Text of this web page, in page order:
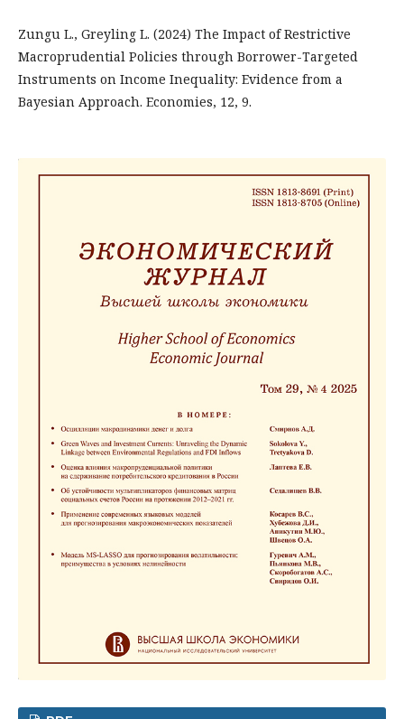
Zungu L., Greyling L. (2024) The Impact of Restrictive
Macroprudential Policies through Borrower-Targeted
Instruments on Income Inequality: Evidence from a
Bayesian Approach. Economies, 12, 9.